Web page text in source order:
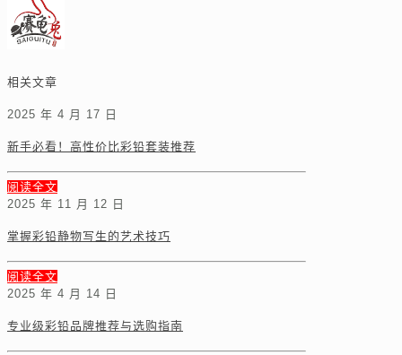
相关文章
2025 年 4 月 17 日
新手必看！高性价比彩铅套装推荐
阅读全文
2025 年 11 月 12 日
掌握彩铅静物写生的艺术技巧
阅读全文
2025 年 4 月 14 日
专业级彩铅品牌推荐与选购指南